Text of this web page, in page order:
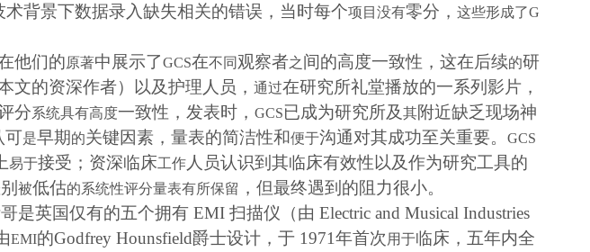
术背景下数据录入缺失相关的错误，当时每个项目没有零分， 这些形成了G
他们的原著中展示了GCS在不同 观察者之间的高度一致性，这在后续的研
文的资深作者）以及护理人员， 通过在研究所礼堂播放的一系列影片，
分系统具有高度一致性，发表时， GCS已成为研究所及其附近缺乏现场神
可是早期的关键因素，量表的简洁性和便于沟通对其成功至关重要。 GCS
易于接受；资深临床工作人员认识到其临床有效性以及作为研究工具的
被低估的系统性评分量表有所保留 ，但最终遇到的阻力很小。
是英国仅有的五个拥有 EMI 扫描仪（由 Electric and Musical Industries
EMI的Godfrey Hounsfield爵士设计，于 1971年首次 用于临床，五年内全